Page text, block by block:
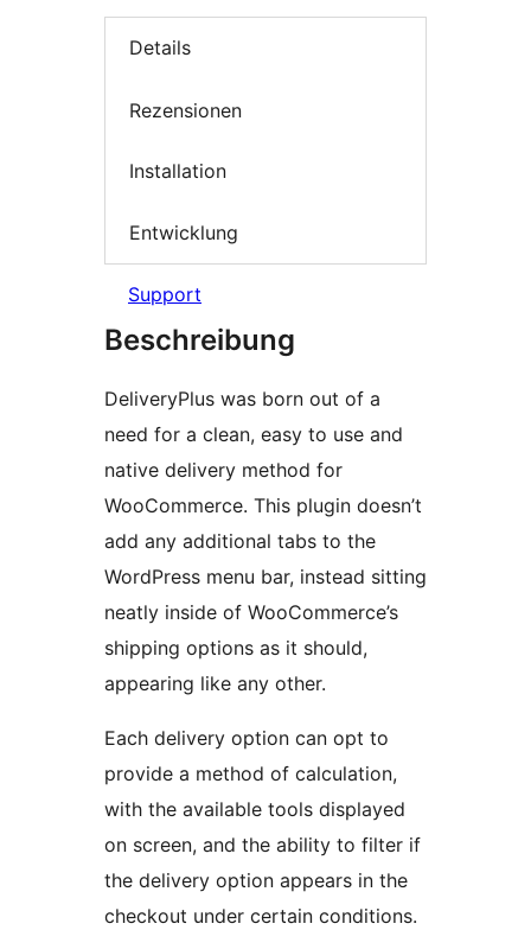
Details
Rezensionen
Installation
Entwicklung
Support
Beschreibung
DeliveryPlus was born out of a
need for a clean, easy to use and
native delivery method for
WooCommerce. This plugin doesn’t
add any additional tabs to the
WordPress menu bar, instead sitting
neatly inside of WooCommerce’s
shipping options as it should,
appearing like any other.
Each delivery option can opt to
provide a method of calculation,
with the available tools displayed
on screen, and the ability to filter if
the delivery option appears in the
checkout under certain conditions.